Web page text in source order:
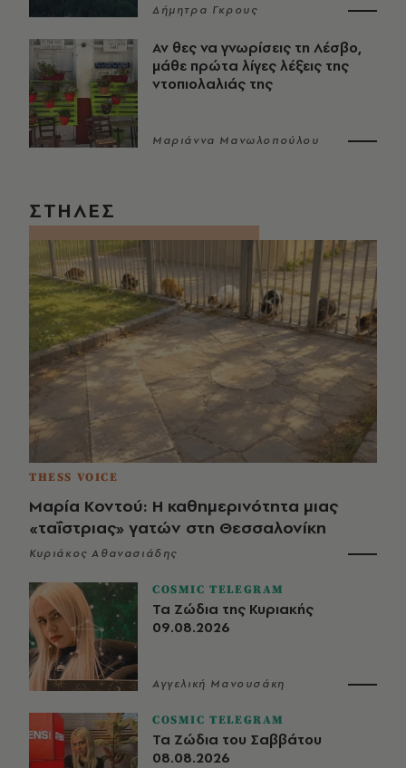
Δήμητρα Γκρους
Αν θες να γνωρίσεις τη Λέσβο,
μάθε πρώτα λίγες λέξεις της
ντοπιολαλιάς της
Μαριάννα Μανωλοπούλου
ΣΤΗΛΕΣ
THESS VOICE
Μαρία Κοντού: Η καθημερινότητα μιας
«ταΐστριας» γατών στη Θεσσαλονίκη
Κυριάκος Αθανασιάδης
COSMIC TELEGRAM
Τα Ζώδια της Κυριακής
09.08.2026
Αγγελική Μανουσάκη
COSMIC TELEGRAM
Τα Ζώδια του Σαββάτου
08.08.2026